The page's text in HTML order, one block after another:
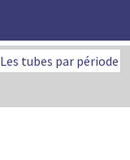
Les tubes par période